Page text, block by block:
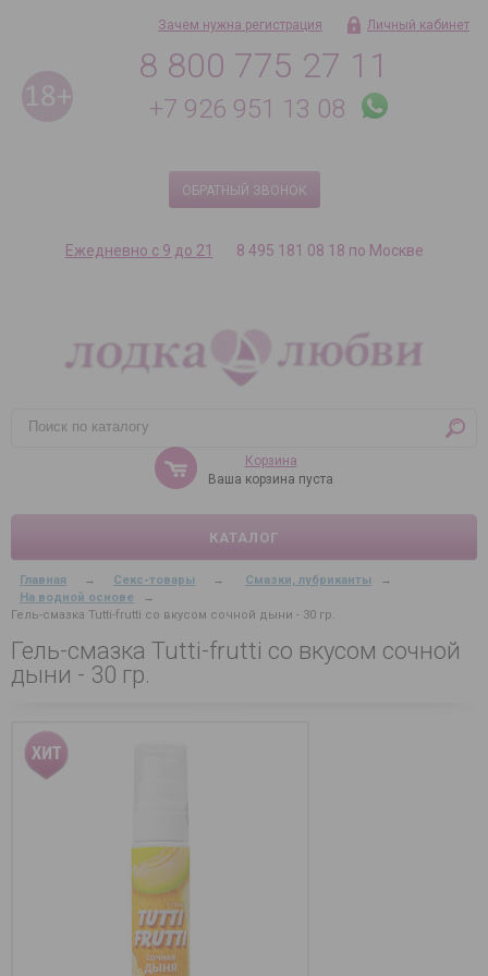
8 800 775 27 11
+7 926 951 13 08
ОБРАТНЫЙ ЗВОНОК
Зачем нужна регистрация Личный кабинет
Ежедневно с 9 до 21 8 495 181 08 18 по Москве
Корзина
Ваша корзина пуста
КАТАЛОГ
Главная → Секс-товары → Смазки, лубриканты
→
На водной основе
→
Гель-смазка Tutti-frutti со вкусом сочной дыни - 30 гр.
Гель-смазка Tutti-frutti со вкусом сочной
дыни - 30 гр.